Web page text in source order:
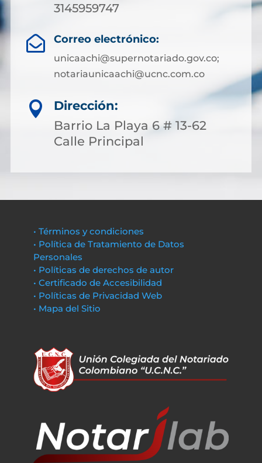
3145959747
 Correo electrónico:
unicaachi@supernotariado.gov.co;
notariaunicaachi@ucnc.com.co

Dirección:
Barrio La Playa 6 # 13-62
Calle Principal
• Términos y condiciones
• Política de Tratamiento de Datos
Personales
• Políticas de derechos de autor
• Certificado de Accesibilidad
• Políticas de Privacidad Web
• Mapa del Sitio